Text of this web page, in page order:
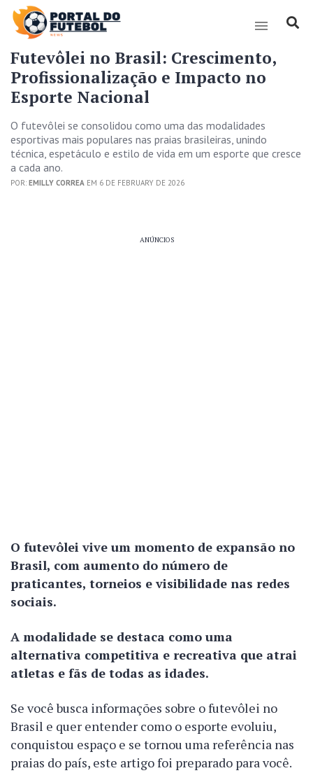
Futevôlei no Brasil: Crescimento,
Profissionalização e Impacto no
Esporte Nacional
O futevôlei se consolidou como uma das modalidades
esportivas mais populares nas praias brasileiras, unindo
técnica, espetáculo e estilo de vida em um esporte que cresce
a cada ano.
POR: EMILLY CORREA EM 6 DE FEBRUARY DE 2026
ANÚNCIOS
O futevôlei vive um momento de expansão no
Brasil, com aumento do número de
praticantes, torneios e visibilidade nas redes
sociais.
A modalidade se destaca como uma
alternativa competitiva e recreativa que atrai
atletas e fãs de todas as idades.
Se você busca informações sobre o futevôlei no
Brasil e quer entender como o esporte evoluiu,
conquistou espaço e se tornou uma referência nas
praias do país, este artigo foi preparado para você.